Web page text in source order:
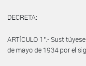
DECRETA:
ARTÍCULO 1°.-
de mayo de 1934 por el